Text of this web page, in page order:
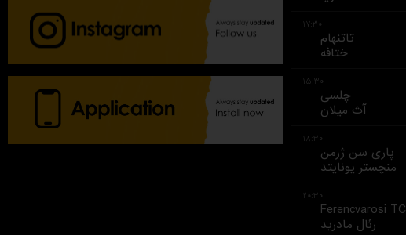
۱۷:۳۰
تاتنهام
ختافه
۱۵:۳۰
چلسی
آث میلان
۱۸:۳۰
پاری سن ژرمن
منچستر یونایتد
۲۰:۳۰
Ferencvarosi TC
رئال مادرید